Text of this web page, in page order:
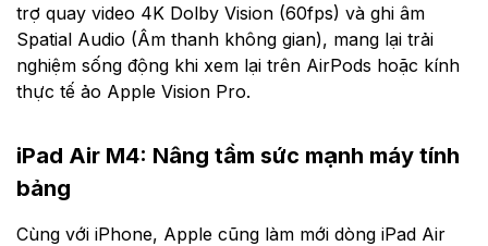
trợ quay video 4K Dolby Vision (60fps) và ghi âm
Spatial Audio (Âm thanh không gian), mang lại trải
nghiệm sống động khi xem lại trên AirPods hoặc kính
thực tế ảo Apple Vision Pro.
iPad Air M4: Nâng tầm sức mạnh máy tính
bảng
Cùng với iPhone, Apple cũng làm mới dòng iPad Air